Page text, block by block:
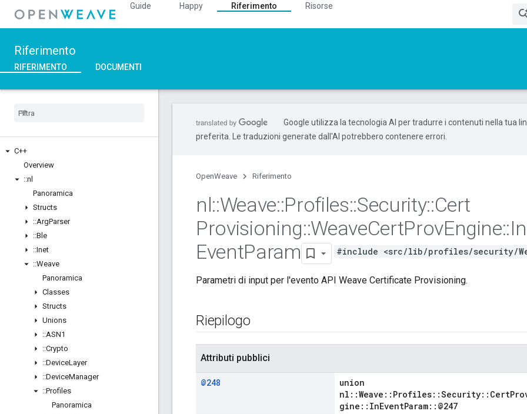
Guide Happy Riferimento
Risorse
Riferimento
RIFERIMENTO DOCUMENTI
C++
Overview
::nl
Panoramica
Structs
::ArgParser
::Ble
::Inet
::Weave
Panoramica
Classes
Structs
Unions
::ASN1
::Crypto
::DeviceLayer
::DeviceManager
::Profiles
Panoramica
Google utilizza la tecnologia AI per tradurre i contenuti nella tua
preferita. Le traduzioni generate dall'AI potrebbero contenere errori.
OpenWeave Riferimento
nl::Weave::Profiles::Security::Cert
Provisioning::WeaveCertProvEngine::In
EventParam #include <src/lib/profiles/security/
Parametri di input per l'evento API Weave Certificate Provisioning.
Riepilogo
Attributi pubblici
@248
union
gine::InEventParam::@247